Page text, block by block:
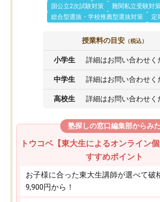
国公立2次試験対策
難関私立受験対
総合型選抜・学校推薦型選抜対策
定
授業料の目安 （税込）
小学生 詳細はお問い合わせく
中学生 詳細はお問い合わせく
高校生 詳細はお問い合わせく
塾探しの窓口編集部からみた
トウコベ【東大生によるオンライン
すすめポイント
お子様に合った東大生講師が選べて破
9,900円から！